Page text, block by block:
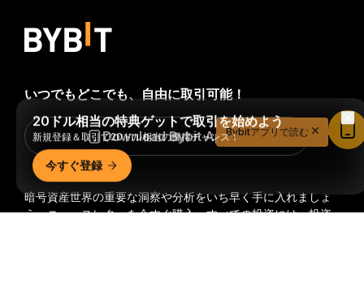
暗号資産世界の重要な洞察や分析をいち早く手に入れましょ
う：ニュースレターを今すぐ購入。すべての投資には、投資
いつでもどこでも、自由に取引可能！
Download Bybit App
20ドル相当の特典ゲットで取引を始めよう
新規登録＆取引で20ドル相当の獲得チャンス！
今すぐ登録
Bybitアプリで読む